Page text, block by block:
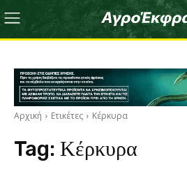
Αρχική Ετικέτες Κέρκυρα
Tag: Κέρκυρα